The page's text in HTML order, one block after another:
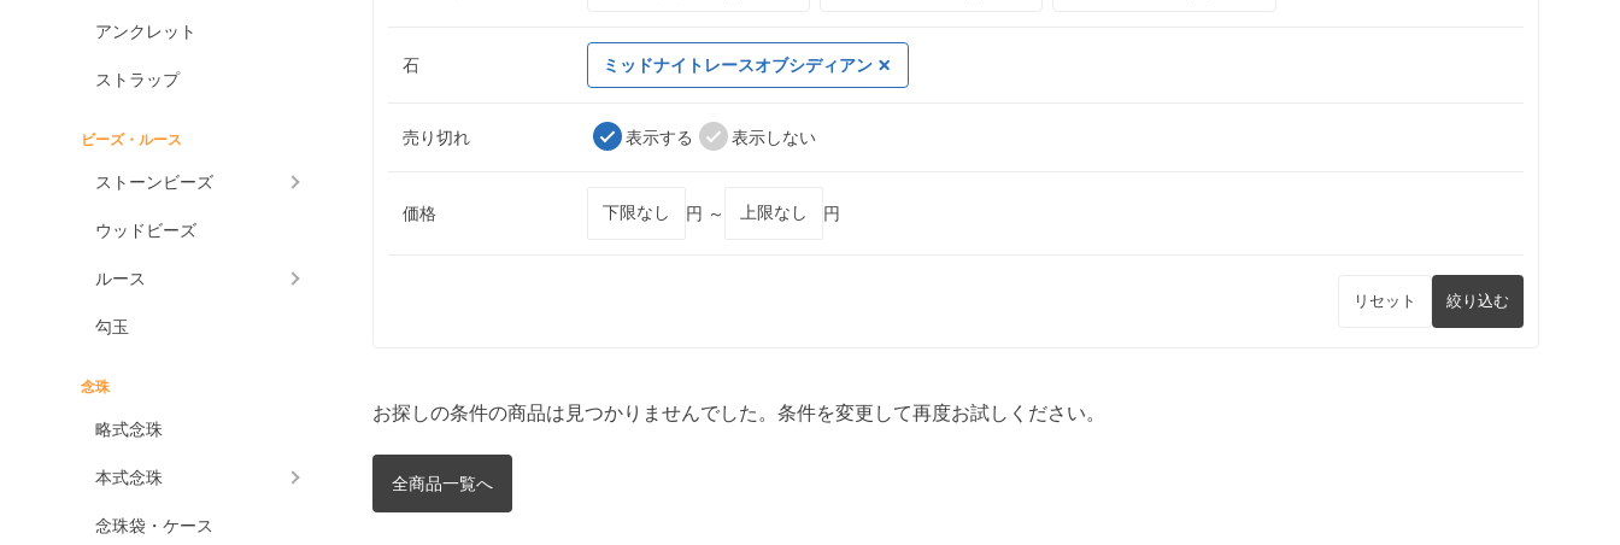
アンクレット
ストラップ
ビーズ・ルース
ストーンビーズ
ウッドビーズ
ルース
勾玉
念珠
略式念珠
本式念珠
念珠袋・ケース
石 ミッドナイトレースオブシディアン
売り切れ 表示する 表示しない
価格 円 ～ 円
リセット 絞り込む
お探しの条件の商品は見つかりませんでした。条件を変更して再度お試しください。
全商品一覧へ